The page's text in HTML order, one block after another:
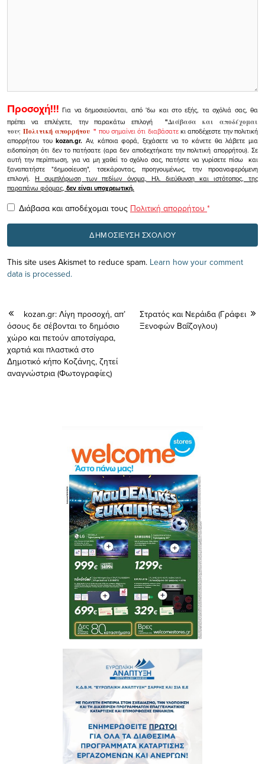
Προσοχή!!! Για να δημοσιεύονται, από 'δω και στο εξής, τα σχόλιά σας, θα
πρέπει να επιλέγετε, την παρακάτω επιλογή
"Διάβασα και αποδέχομαι
τουςΠολιτική απορρήτου" που σημαίνει ότι διαβάσατεκι αποδέχεστε την πολιτική
απορρήτου τουkozan.gr. Αν, κάποια φορά, ξεχάσετε να το κάνετε θα λάβετε μια
ειδοποίηση ότι δεν το πατήσατε (αρα δεν αποδεχτήκατε την πολιτική απορρήτου). Σε
αυτή την περίπτωση, για να μη χαθεί το σχόλιο σας, πατήστε να γυρίσετε πίσω και
ξαναπατήστε "δημοσίευση", τσεκάροντας, προηγουμένως, την προαναφερόμενη
επιλογή.Η συμπλήρωση των πεδίων όνομα, Ηλ. διεύθυνση και ιστότοπος, της
παραπάνω φόρμας, δεν είναι υποχρεωτική.
Διάβασα και αποδέχομαι τους Πολιτική απορρήτου *
This site uses Akismet to reduce spam. Learn how your comment
data is processed.
kozan.gr: Λίγη προσοχή, απ’
όσους δε σέβονται το δημόσιο
χώρο και πετούν αποτσίγαρα,
χαρτιά και πλαστικά στο
Δημοτικό κήπο Κοζάνης, ζητεί
αναγνώστρια (Φωτογραφίες)
Στρατός και Νεράιδα (Γράφει
Ξενοφών Βαΐζογλου)